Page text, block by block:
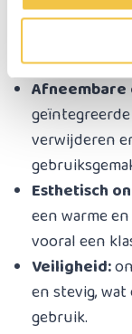
Comfort:
extra
Afneembare
verwijderen
Esthetisch
een warme
vooral een
Veiligheid:
en stevig,
gebruik.